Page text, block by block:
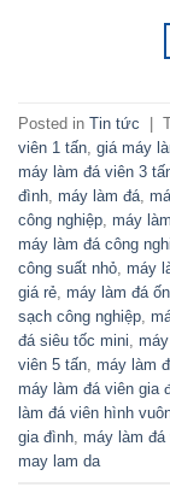
Posted in Tin tức |
viên 1 tấn giá máy
máy làm đá viên 3
đình máy làm đá
công nghiệp máy
máy làm đá công
công suất nhỏ máy
giá rẻ máy làm đá
sạch công nghiệp
đá siêu tốc mini
viên 5 tấn máy làm
máy làm đá viên gia
làm đá viên hình
gia đình máy làm đá
may lam da